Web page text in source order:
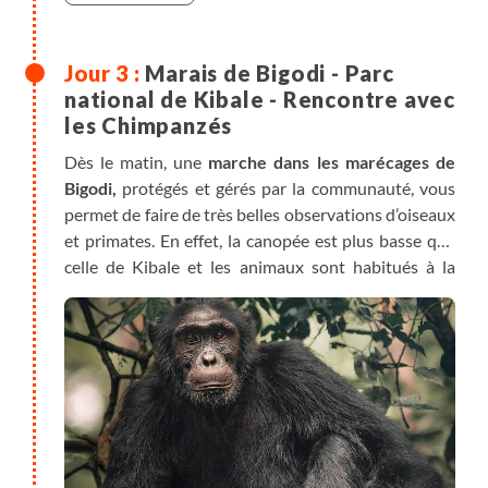
Marais de Bigodi - Parc
national de Kibale - Rencontre avec
les Chimpanzés
Dès le matin, une marche dans les marécages de
Bigodi, protégés et gérés par la communauté, vous
permet de faire de très belles observations d’oiseaux
et primates. En effet, la canopée est plus basse que
celle de Kibale et les animaux sont habitués à la
présence humaine, ce qui rend de belles
opportunités d’observation et de photos des
touracos géantspar exemple ou du Colobe bai…Il
est en effet courant d’observer 3 ou 4 espèces
différentes de primates au cours de votre
promenade.
L'après-midi, début de votre excursion à